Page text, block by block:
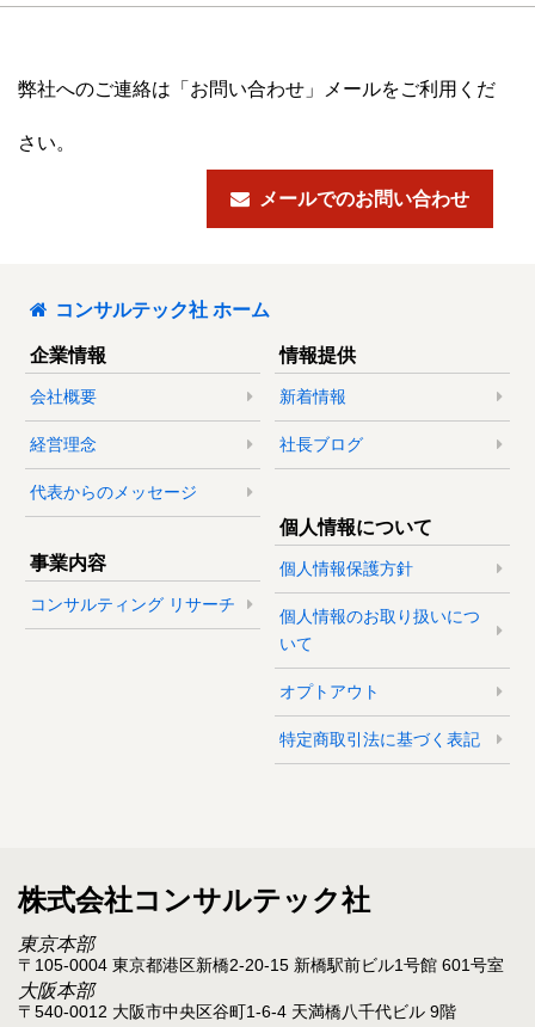
弊社へのご連絡は「お問い合わせ」メールをご利用くだ
さい。
メールでのお問い合わせ
コンサルテック社 ホーム
企業情報
会社概要
経営理念
代表からのメッセージ
事業内容
コンサルティング リサーチ
情報提供
新着情報
社長ブログ
個人情報について
個人情報保護方針
個人情報のお取り扱いにつ
いて
オプトアウト
特定商取引法に基づく表記
株式会社コンサルテック社
東京本部
〒105-0004 東京都港区新橋2-20-15 新橋駅前ビル1号館 601号室
大阪本部
〒540-0012 大阪市中央区谷町1-6-4 天満橋八千代ビル 9階